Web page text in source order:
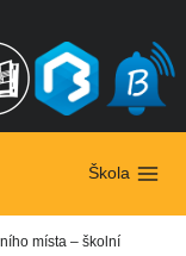
Škola
místa – školní